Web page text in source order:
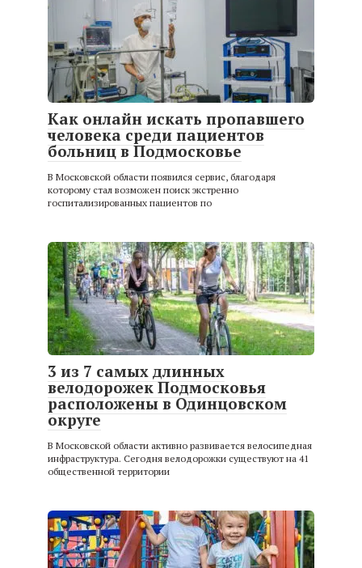
Как онлайн искать пропавшего
человека среди пациентов
больниц в Подмосковье
В Московской области появился сервис, благодаря
которому стал возможен поиск экстренно
госпитализированных пациентов по
3 из 7 самых длинных
велодорожек Подмосковья
расположены в Одинцовском
округе
В Московской области активно развивается велосипедная
инфраструктура. Сегодня велодорожки существуют на 41
общественной территории